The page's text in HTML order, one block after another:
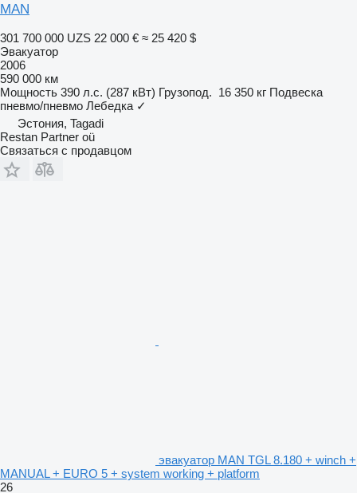
MAN
301 700 000 UZS 22 000 € ≈ 25 420 $
Эвакуатор
2006
590 000 км
Мощность 390 л.с. (287 кВт) Грузопод. 16 350 кг Подвеска
пневмо/пневмо Лебедка ✓
Эстония, Tagadi
Restan Partner oü
Связаться с продавцом
эвакуатор MAN TGL 8.180 + winch +
MANUAL + EURO 5 + system working + platform
26